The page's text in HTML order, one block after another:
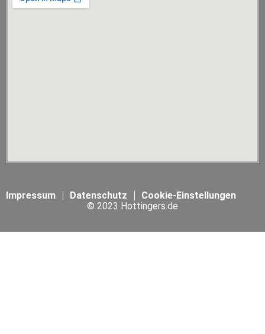
Impressum Datenschutz
Cookie-Einstellungen
© 2023 Hottingers.de